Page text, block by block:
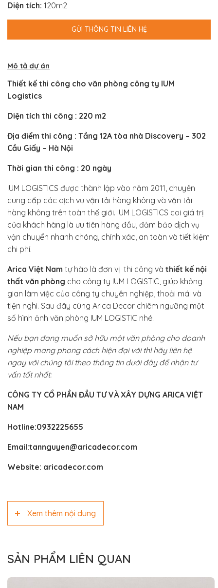
Diện tích: 120m2
GỬI THÔNG TIN LIÊN HỆ
Mô tả dự án
Thiết kế thi công cho văn phòng công ty IUM
Logistics
Diện tích thi công : 220 m2
Địa điểm thi công : Tầng 12A tòa nhà Discovery – 302
Cầu Giấy – Hà Nội
Thời gian thi công : 20 ngày
IUM LOGISTICS được thành lập vào năm 2011, chuyên
cung cấp các dịch vụ vận tải hàng không và vận tải
hàng không trên toàn thế giới. IUM LOGISTICS coi giá trị
của khách hàng là ưu tiên hàng đầu, đảm bảo dịch vụ
vận chuyển nhanh chóng, chính xác, an toàn và tiết kiệm
chi phí.
Arica Việt Nam tự hào là đơn vị thi công và thiết kế nội
thất văn phòng cho công ty IUM LOGISTIC, giúp không
gian làm việc của công ty chuyên nghiệp, thoải mái và
tiện nghi. Sau đây cùng Arica Decor chiêm ngưỡng một
số hình ảnh văn phòng IUM LOGISTIC nhé.
Nếu bạn đang muốn sở hữu một văn phòng cho doanh
nghiệp mang phong cách hiện đại với thì hãy liên hệ
ngay với chúng tôi theo thông tin dưới đây để nhận tư
vấn tốt nhất:
CÔNG TY CỔ PHẦN ĐẦU TƯ VÀ XÂY DỰNG ARICA VIỆT
NAM
Hotline:0932225655
Email:tannguyen@aricadecor.com
Website: aricadecor.com
Xem thêm nội dung
SẢN PHẨM LIÊN QUAN